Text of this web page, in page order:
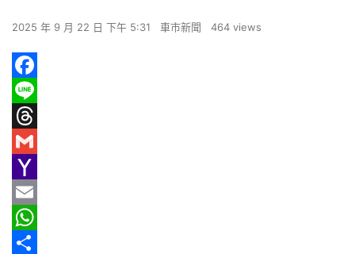
首
頁
新
車
情
報
2025 年 9 月 22 日 下午 5:31 車市新聞 464 views
F
a
c
b
o
o
L
e
T
r
e
a
G
m
a
Y
a
h
E
m
W